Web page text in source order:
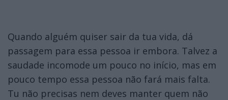
Quando alguém quiser sair da tua vida, dá
passagem para essa pessoa ir embora. Talvez a
saudade incomode um pouco no início, mas em
pouco tempo essa pessoa não fará mais falta.
Tu não precisas nem deves manter quem não